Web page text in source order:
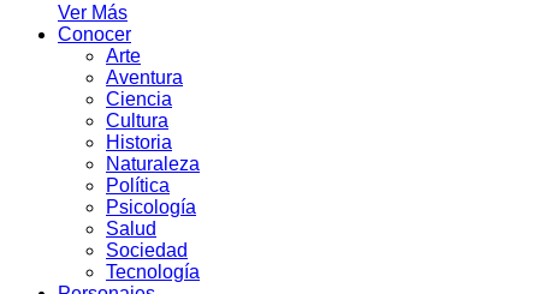
Ver Más
Conocer
Arte
Aventura
Ciencia
Cultura
Historia
Naturaleza
Política
Psicología
Salud
Sociedad
Tecnología